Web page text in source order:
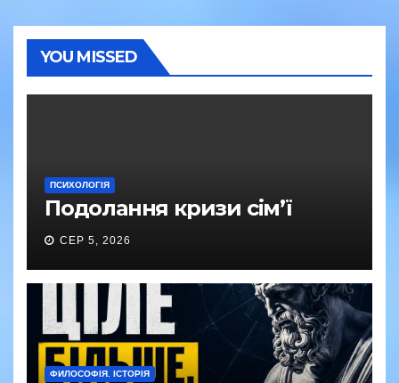
YOU MISSED
ПСИХОЛОГІЯ
Подолання кризи сім’ї
СЕР 5, 2026
ФИЛОСОФІЯ. ІСТОРІЯ